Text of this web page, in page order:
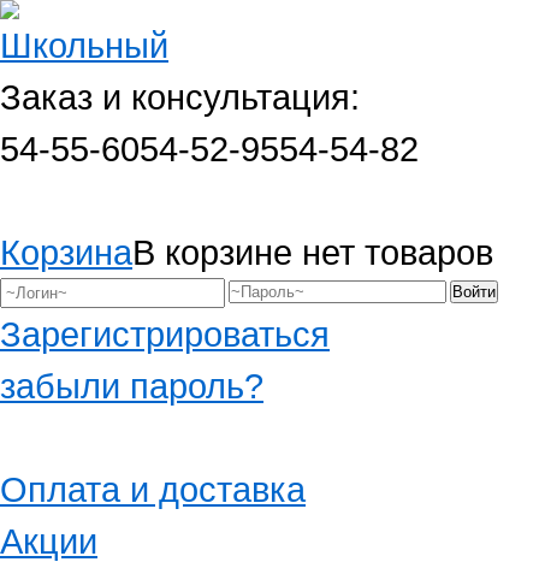
Заказ и консультация:
54-55-6054-52-9554-54-82
КорзинаВ корзине нет товаров
Зарегистрироваться
забыли пароль?
Оплата и доставка
Акции